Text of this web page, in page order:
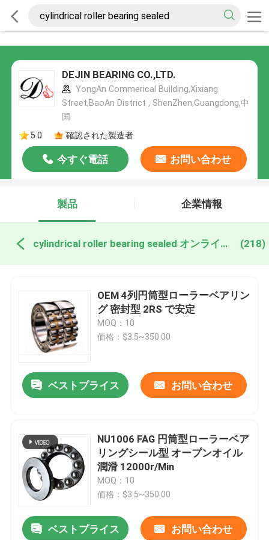
DEJIN BEARING CO.,LTD.
YongAn Commerical Building,Xixiang
Street,BaoAn District , ShenZhen,Guangdong,中
国
5.0
確認された製造者
今すぐ電話 お問い合わせ
製品 企業情報
cylindrical roller bearing sealed オンライン製造 (218)
OEM 4列円筒型ローラーベアリン
グ 密封型 2RS で安定
MOQ：10
価格：$3.5~350.00
ベストプライス お問い合わせ
NU1006 FAG 円筒型ローラーベア
リングシール型 オープンオイル
潤滑 12000r/Min
MOQ：10
価格：$3.5~350.00
ベストプライス お問い合わせ